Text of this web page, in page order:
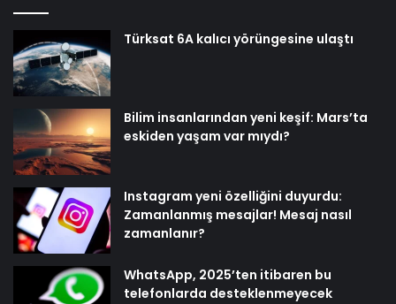
Türksat 6A kalıcı yörüngesine ulaştı
Bilim insanlarından yeni keşif: Mars’ta
eskiden yaşam var mıydı?
Instagram yeni özelliğini duyurdu:
Zamanlanmış mesajlar! Mesaj nasıl
zamanlanır?
WhatsApp, 2025’ten itibaren bu
telefonlarda desteklenmeyecek